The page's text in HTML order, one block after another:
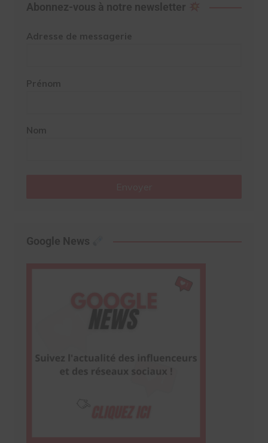
Abonnez-vous à notre newsletter
Adresse de messagerie
Prénom
Nom
Google News